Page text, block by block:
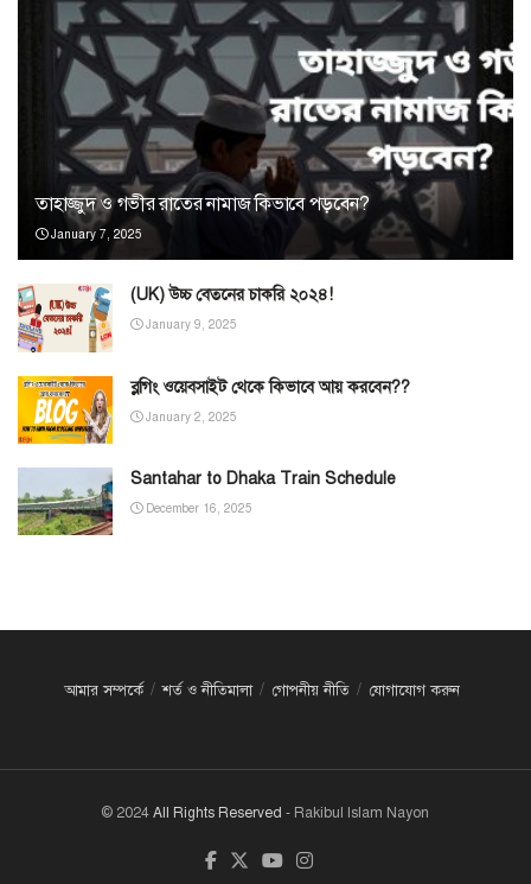
তাহাজ্জুদ ও গভীর রাতের নামাজ কিভাবে পড়বেন?
January 7, 2025
(UK) উচ্চ বেতনের চাকরি ২০২৪!
January 9, 2025
ব্লগিং ওয়েবসাইট থেকে কিভাবে আয় করবেন??
January 2, 2025
Santahar to Dhaka Train Schedule
December 16, 2025
আমার সম্পর্কে শর্ত ও নীতিমালা গোপনীয় নীতি যোগাযোগ করুন
© 2024 All Rights Reserved - Rakibul Islam Nayon